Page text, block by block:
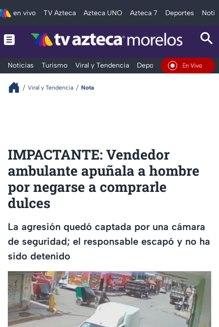
en vivo TV Azteca Azteca UNO Azteca 7 Deportes
Noticias Turismo Viral y Tendencia Deportes Espectáculos
En Vivo
Viral y Tendencia Nota
IMPACTANTE: Vendedor
ambulante apuñala a hombre
por negarse a comprarle
dulces
La agresión quedó captada por una cámara
de seguridad; el responsable escapó y no ha
sido detenido